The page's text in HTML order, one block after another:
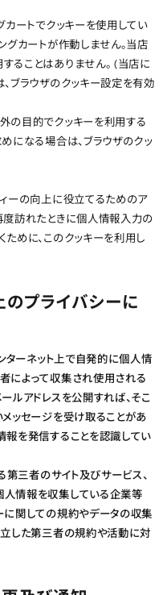
カートでクッキーを使用してい
グカートが作動しません。当店
ることはありません。 (当店に
ブラウザのクッキー設定を有効
の目的でクッキーを利用する
になる場合は、ブラウザのクッ
ーの向上に役立てるためのア
度訪れたときに個人情報入力の
めに、このクッキーを利用し
のプライバシーに
ターネット上で自発的に個人情
によって収集され使用される
ルアドレスを公開すれば、そこ
ッセージを受け取ることがあ
報を発信することを認識してい
第三者のサイト及びサービス、
情報を収集している企業等
に関しての規約やデータの収集
立した第三者の規約や活動に対